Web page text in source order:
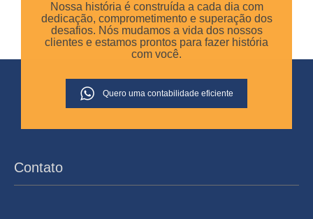
Nossa história é construída a cada dia com
dedicação, comprometimento e superação dos
desafios. Nós mudamos a vida dos nossos
clientes e estamos prontos para fazer história
com você.
Quero uma contabilidade eficiente
Contato